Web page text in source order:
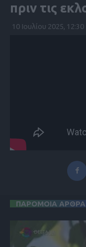
πριν τις
10 Ιουλίου 2025,
ΠΑΡΟΜΟΙΑ ΑΡΘΡΑ